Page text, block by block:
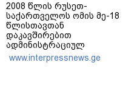
2008 წლის რუსეთ-
საქართველოს ომის მე-18
წლისთავთან
დაკავშირებით
ადმინისტრაციულ
შენობებზე სახელმწიფო
დროშები დაეშვა
www.interpressnews.ge